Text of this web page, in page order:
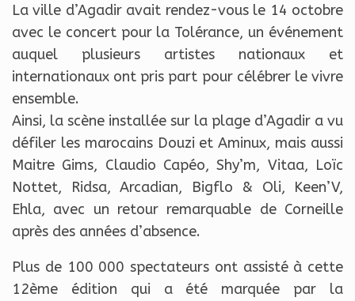
La ville d’Agadir avait rendez-vous le 14 octobre
avec le concert pour la Tolérance, un événement
auquel plusieurs artistes nationaux et
internationaux ont pris part pour célébrer le vivre
ensemble.
Ainsi, la scène installée sur la plage d’Agadir a vu
défiler les marocains Douzi et Aminux, mais aussi
Maitre Gims, Claudio Capéo, Shy’m, Vitaa, Loïc
Nottet, Ridsa, Arcadian, Bigflo & Oli, Keen’V,
Ehla, avec un retour remarquable de Corneille
après des années d’absence.
Plus de 100 000 spectateurs ont assisté à cette
12ème édition qui a été marquée par la